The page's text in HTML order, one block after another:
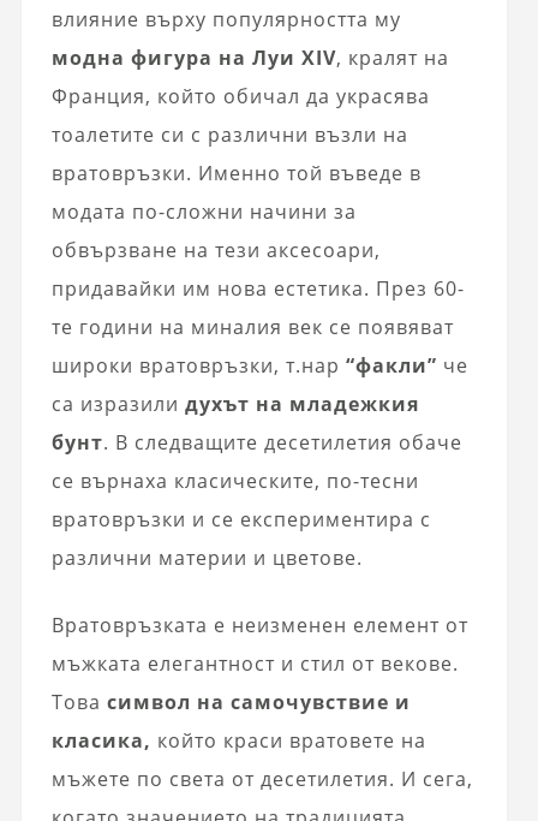
влияние върху популярността му
модна фигура на Луи XIV, кралят на
Франция, който обичал да украсява
тоалетите си с различни възли на
вратовръзки. Именно той въведе в
модата по-сложни начини за
обвързване на тези аксесоари,
придавайки им нова естетика. През 60-
те години на миналия век се появяват
широки вратовръзки, т.нар “факли” че
са изразили духът на младежкия
бунт. В следващите десетилетия обаче
се върнаха класическите, по-тесни
вратовръзки и се експериментира с
различни материи и цветове.
Вратовръзката е неизменен елемент от
мъжката елегантност и стил от векове.
Това символ на самочувствие и
класика, който краси вратовете на
мъжете по света от десетилетия. И сега,